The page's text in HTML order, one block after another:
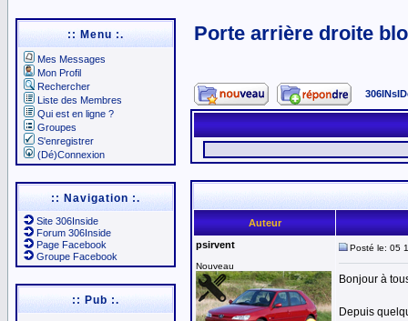
:: Menu :.
Mes Messages
Mon Profil
Rechercher
Liste des Membres
Qui est en ligne ?
Groupes
S'enregistrer
(Dé)Connexion
:: Navigation :.
Site 306Inside
Forum 306Inside
Page Facebook
Groupe Facebook
:: Pub :.
Porte arrière droite
Auteur
psirvent
Nouveau
Posté le: 05
Bonjour à
Depuis